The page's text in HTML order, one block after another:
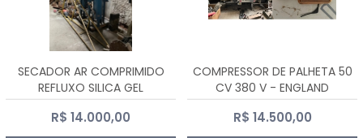
SECADOR AR COMPRIMIDO
REFLUXO SILICA GEL
R$ 14.000,00
COMPRESSOR DE PALHETA 50
CV 380 V - ENGLAND
R$ 14.500,00